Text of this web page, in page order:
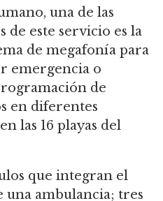
una de las
de este servicio es la
de megafonía para
emergencia o
de
en diferentes
las 16 playas del
que integran el
una ambulancia; tres